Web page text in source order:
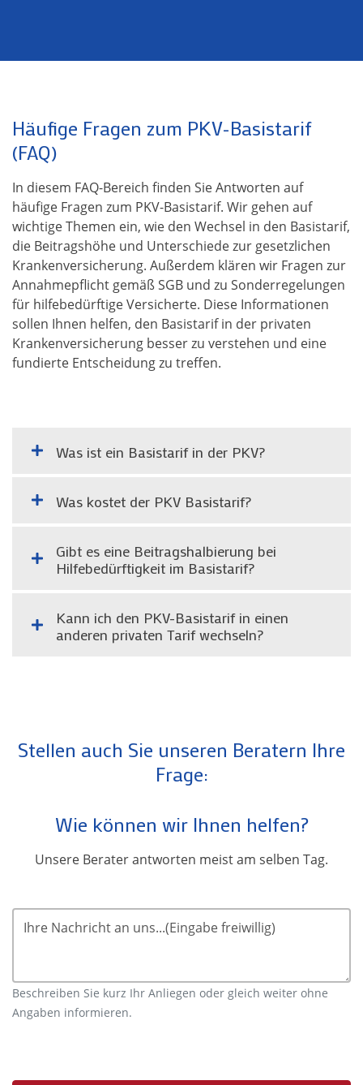
Häufige Fragen zum PKV-Basistarif
(FAQ)
In diesem FAQ-Bereich finden Sie Antworten auf
häufige Fragen zum PKV-Basistarif. Wir gehen auf
wichtige Themen ein, wie den Wechsel in den Basistarif,
die Beitragshöhe und Unterschiede zur gesetzlichen
Krankenversicherung. Außerdem klären wir Fragen zur
Annahmepflicht gemäß SGB und zu Sonderregelungen
für hilfebedürftige Versicherte. Diese Informationen
sollen Ihnen helfen, den Basistarif in der privaten
Krankenversicherung besser zu verstehen und eine
fundierte Entscheidung zu treffen.
Was ist ein Basistarif in der PKV?
Was kostet der PKV Basistarif?
Gibt es eine Beitragshalbierung bei
Hilfebedürftigkeit im Basistarif?
Kann ich den PKV-Basistarif in einen
anderen privaten Tarif wechseln?
Stellen auch Sie unseren Beratern Ihre
Frage:
Wie können wir Ihnen helfen?
Unsere Berater antworten meist am selben Tag.
Ihre Nachricht an uns...(Eingabe freiwillig)
Beschreiben Sie kurz Ihr Anliegen oder gleich weiter ohne
Angaben informieren.